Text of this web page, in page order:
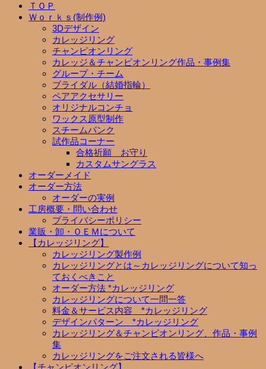
ＴＯＰ
Ｗｏｒｋｓ(制作例)
3Dデザイン
カレッジリング
チャンピオンリング
カレッジ＆チャンピオンリング作品・事例集
グループ・チーム
ブライダル（結婚指輪）
ペアアクセサリー
オリジナルコンチョ
ワックス原型制作
スチームパンク
試作品コーナー
合格祈願 お守り
カスタムサングラス
オーダーメイド
オーダー方法
オーダーの実例
工房概要・問い合わせ
プライバシーポリシー
業販・卸・ＯＥＭについて
【カレッジリング】
カレッジリング製作例
カレッジリングとは～カレッジリングについて知っ
ておくべきこと
オーダー方法 *カレッジリング
カレッジリングについて一問一答
料金＆サービス内容 *カレッジリング
デザインパターン *カレッジリング
カレッジリング＆チャンピオンリング、作品・事例
集
カレッジリングをご注文される皆様へ